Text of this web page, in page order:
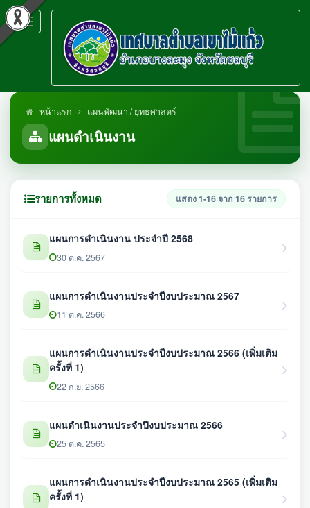
Toggle
navigation
หน้าแรก แผนพัฒนา / ยุทธศาสตร์
แผนดำเนินงาน
รายการทั้งหมด แสดง 1-16 จาก 16 รายการ
แผนการดำเนินงาน ประจำปี 2568
30 ต.ค. 2567
แผนการดำเนินงานประจำปีงบประมาณ 2567
11 ต.ค. 2566
แผนการดำเนินงานประจำปีงบประมาณ 2566 (เพิ่มเติม
ครั้งที่ 1)
22 ก.ย. 2566
แผนดำเนินงานประจำปีงบประมาณ 2566
25 ต.ค. 2565
แผนการดำเนินงานประจำปีงบประมาณ 2565 (เพิ่มเติม
ครั้งที่ 1)